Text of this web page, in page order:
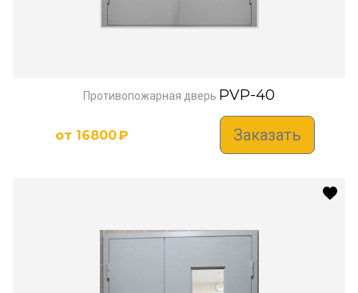
Противопожарная дверь PVP-40
от 16800₽ Заказать